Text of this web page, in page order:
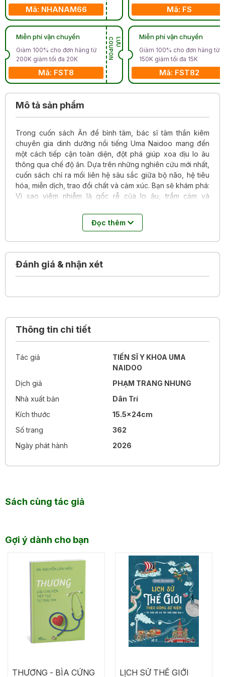
Mã: NHANAM66
Miễn phí vận chuyển
Giảm 100% cho đơn hàng từ
200K giảm tối đa 20K
Mã: FST8
L
Ư
U
C
O
U
P
O
N
Mã: FS
Miễn phí vận chuyển
Giảm 100% cho đơn hàng từ
150K giảm tối đa 15K
Mã: FST82
Mô tả sản phẩm
Trong cuốn sách Ăn để bình tâm, bác sĩ tâm thần kiêm
chuyên gia dinh dưỡng nổi tiếng Uma Naidoo mang đến
một cách tiếp cận toàn diện, đột phá giúp xoa dịu lo âu
thông qua chế độ ăn. Dựa trên những nghiên cứu mới nhất,
cuốn sách chỉ ra mối liên hệ sâu sắc giữa bộ não, hệ tiêu
hóa, miễn dịch, trao đổi chất và cảm xúc. Bạn sẽ khám phá:
Vì sao viêm nhiễm là gốc rễ của lo âu, trầm cảm và
ruột Sáu trụ cột giúp xoa dịu tinh thần Những thực phẩm
cân bằng leptin – chiếc cầu nối giữa não và quá trình trao
ăn lý tưởng để kiểm soát lo âu và trầm cảm Cùng hàng loạt
công thức ngon miệng, giàu dưỡng chất và cả hướng dẫn
Đọc thêm
Đánh giá & nhận xét
Thông tin chi tiết
Tác giả
TIẾN SĨ Y KHOA UMA
NAIDOO
Dịch giả
PHẠM TRANG NHUNG
Nhà xuất bản
Dân Trí
Kích thước
15.5x24cm
Số trang
362
Ngày phát hành
2026
Sách cùng tác giả
Gợi ý dành cho bạn
THƯƠNG - BÌA CỨNG
LỊCH SỬ THẾ GIỚI